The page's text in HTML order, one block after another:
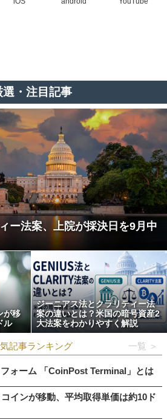
選・注目記事
ー法案、上院が採決日を9月中
が移
ル
ジーニアス法とクラリティー法
案の違いとは？米国の暗号資産2
大法案をわかりやすく解説
記事ランキング 一覧 ＞
ォーム 「CoinPost Terminal」とは
インが移動、平均取得単価は約10ド